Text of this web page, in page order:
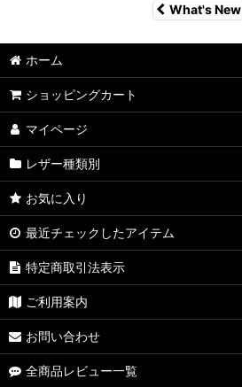
What's New
ホーム
ショッピングカート
マイページ
レザー種類別
お気に入り
最近チェックしたアイテム
特定商取引法表示
ご利用案内
お問い合わせ
全商品レビュー一覧